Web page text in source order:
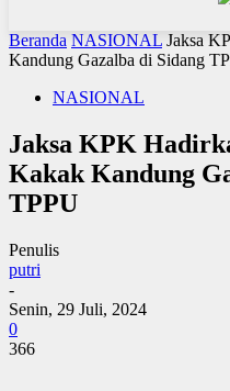
Beranda NASIONAL Jaksa
Kandung Gazalba di Sidang
NASIONAL
Jaksa KPK
Kakak Kandung
TPPU
Penulis
putri
-
Senin, 29 Juli, 2024
0
366